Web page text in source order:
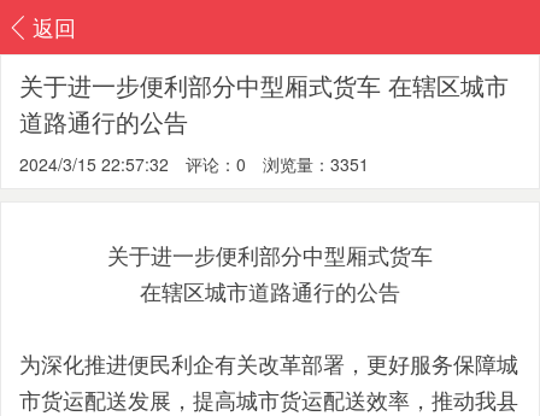
返回
关于进一步便利部分中型厢式货车 在辖区城市
道路通行的公告
2024/3/15 22:57:32 评论：0 浏览量：3351
关于进一步便利部分中型厢式货车
在辖区城市道路通行的公告
为深化推进便民利企有关改革部署，更好服务保障城
市货运配送发展，提高城市货运配送效率，推动我县